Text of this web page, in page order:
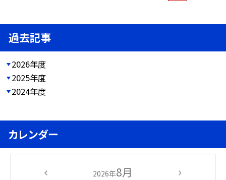
過去記事
2026年度
2025年度
2024年度
カレンダー
2026年8月